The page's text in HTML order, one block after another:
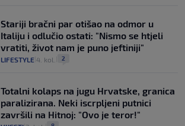
Stariji bračni par otišao na odmor u
Italiju i odlučio ostati: "Nismo se htjeli
vratiti, život nam je puno jeftiniji"
LIFESTYLE 4. kol. 2
Totalni kolaps na jugu Hrvatske, granica
paralizirana. Neki iscrpljeni putnici
završili na Hitnoj: "Ovo je teror!"